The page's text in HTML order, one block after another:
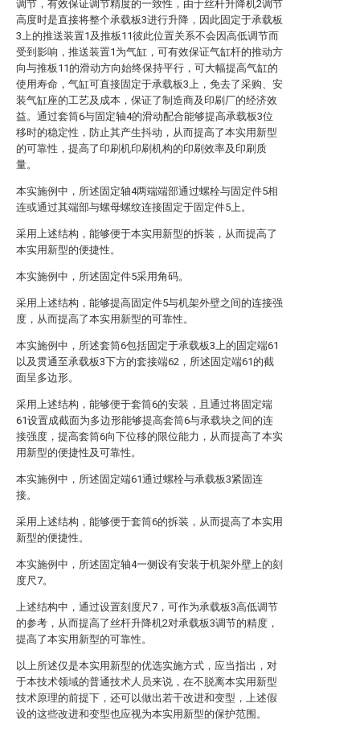
调节，有效保证调节精度的一致性，由于丝杆升降机2调节
高度时是直接将整个承载板3进行升降，因此固定于承载板
3上的推送装置1及推板11彼此位置关系不会因高低调节而
受到影响，推送装置1为气缸，可有效保证气缸杆的推动方
向与推板11的滑动方向始终保持平行，可大幅提高气缸的
使用寿命，气缸可直接固定于承载板3上，免去了采购、安
装气缸座的工艺及成本，保证了制造商及印刷厂的经济效
益。通过套筒6与固定轴4的滑动配合能够提高承载板3位
移时的稳定性，防止其产生抖动，从而提高了本实用新型
的可靠性，提高了印刷机印刷机构的印刷效率及印刷质
量。
本实施例中，所述固定轴4两端端部通过螺栓与固定件5相
连或通过其端部与螺母螺纹连接固定于固定件5上。
采用上述结构，能够便于本实用新型的拆装，从而提高了
本实用新型的便捷性。
本实施例中，所述固定件5采用角码。
采用上述结构，能够提高固定件5与机架外壁之间的连接强
度，从而提高了本实用新型的可靠性。
本实施例中，所述套筒6包括固定于承载板3上的固定端61
以及贯通至承载板3下方的套接端62，所述固定端61的截
面呈多边形。
采用上述结构，能够便于套筒6的安装，且通过将固定端
61设置成截面为多边形能够提高套筒6与承载块之间的连
接强度，提高套筒6向下位移的限位能力，从而提高了本实
用新型的便捷性及可靠性。
本实施例中，所述固定端61通过螺栓与承载板3紧固连
接。
采用上述结构，能够便于套筒6的拆装，从而提高了本实用
新型的便捷性。
本实施例中，所述固定轴4一侧设有安装于机架外壁上的刻
度尺7。
上述结构中，通过设置刻度尺7，可作为承载板3高低调节
的参考，从而提高了丝杆升降机2对承载板3调节的精度，
提高了本实用新型的可靠性。
以上所述仅是本实用新型的优选实施方式，应当指出，对
于本技术领域的普通技术人员来说，在不脱离本实用新型
技术原理的前提下，还可以做出若干改进和变型，上述假
设的这些改进和变型也应视为本实用新型的保护范围。